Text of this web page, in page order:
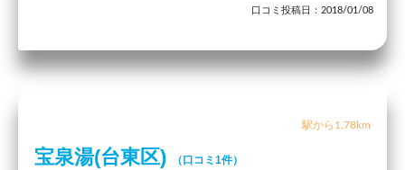
口コミ投稿日：2018/01/08
駅から1.78km
宝泉湯(台東区) （口コミ1件）